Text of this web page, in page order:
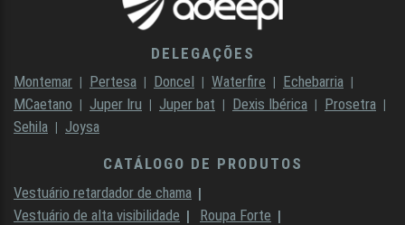
certamente saberemos responder.
DELEGAÇÕES
Montemar
Pertesa Doncel Waterfire
Echebarria
MCaetano
Juper Iru Juper bat Dexis Ibérica
Prosetra
Sehila
Joysa
CATÁLOGO DE PRODUTOS
Vestuário retardador de chama
Vestuário de alta visibilidade
Roupa Forte